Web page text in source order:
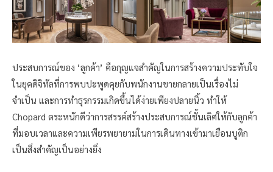
ประสบการณ์ของ ‘ลูกค้า’ คือกุญแจสำคัญในการสร้างความประทับใจ
ในยุคดิจิทัลที่การพบปะพูดคุยกับพนักงานขายกลายเป็นเรื่องไม่
จำเป็น และการทำธุรกรรมเกิดขึ้นได้ง่ายเพียงปลายนิ้ว ทำให้
Chopard ตระหนักดีว่าการสรรค์สร้างประสบการณ์ชั้นเลิศให้กับลูกค้า
ที่มอบเวลาและความเพียรพยายามในการเดินทางเข้ามาเยือนบูติก
เป็นสิ่งสำคัญเป็นอย่างยิ่ง